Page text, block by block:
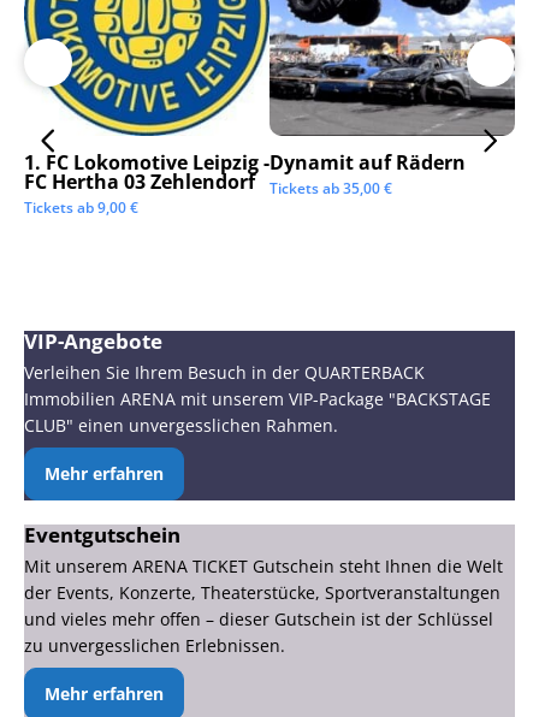
1. FC Lokomotive Leipzig -
FC Hertha 03 Zehlendorf
Tickets ab9,00€
Dynamit auf Rädern
Tickets ab35,00€
VIP-Angebote
Verleihen Sie Ihrem Besuch in der QUARTERBACK
Immobilien ARENA mit unserem VIP-Package "BACKSTAGE
CLUB" einen unvergesslichen Rahmen.
Mehr erfahren
Eventgutschein
Mit unserem ARENA TICKET Gutschein steht Ihnen die Welt
der Events, Konzerte, Theaterstücke, Sportveranstaltungen
und vieles mehr offen – dieser Gutschein ist der Schlüssel
zu unvergesslichen Erlebnissen.
Mehr erfahren